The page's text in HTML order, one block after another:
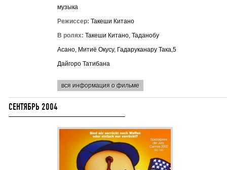
музыка
Режиссер: Такеши Китано
В ролях: Такеши Китано, Таданобу
Асано, Митиё Окусу, Гадаруканару Така,5
Дайгоро Татибана
вся информация о фильме
СЕНТЯБРЬ 2004